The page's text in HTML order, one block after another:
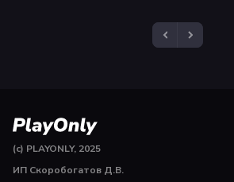
(c) PLAYONLY, 2025
ИП Скоробогатов Д.В.